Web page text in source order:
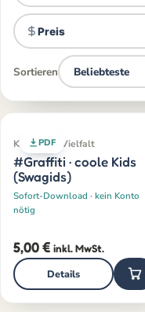
Preis
Sortieren
PDF
Klassiker · Vielfalt
#Graffiti · coole Kids
(Swagids)
Sofort-Download · kein Konto
nötig
5,00€ inkl. MwSt.
Details